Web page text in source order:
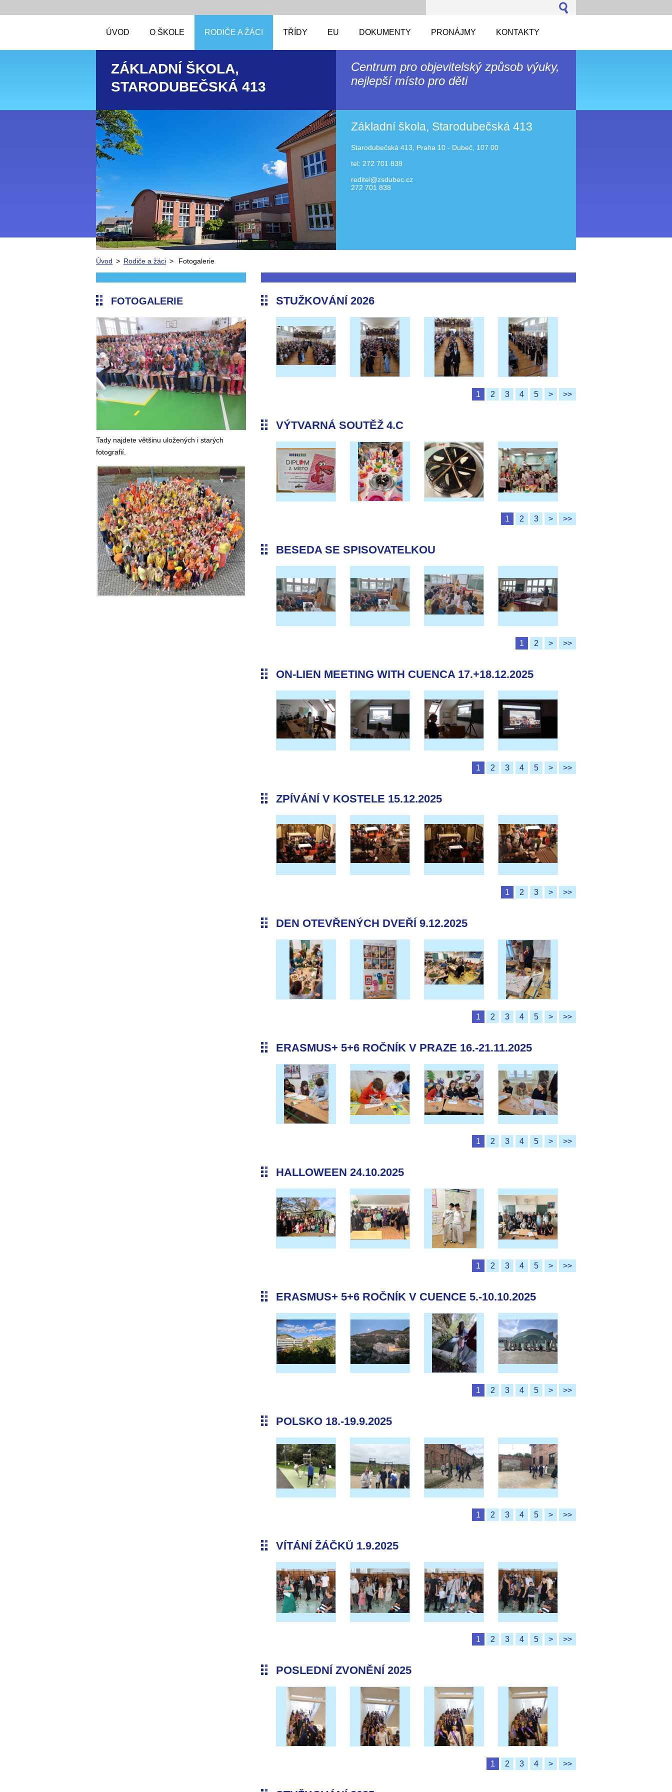
ÚVOD O ŠKOLE RODIČE A ŽÁCI TŘÍDY EU DOKUMENTY PRONÁJMY KONTAKTY
ZÁKLADNÍ ŠKOLA,
STARODUBEČSKÁ 413
Centrum pro objevitelský způsob výuky,
nejlepší místo pro děti
Základní škola, Starodubečská 413
Starodubečská 413, Praha 10 - Dubeč, 107 00
tel: 272 701 838
reditel@zsdubec.cz
272 701 838
Úvod > Rodiče a žáci > Fotogalerie
FOTOGALERIE
Tady najdete většinu uložených i starých
fotografií.
STUŽKOVÁNÍ 2026
1 2 3 4 5 > >>
VÝTVARNÁ SOUTĚŽ 4.C
1 2 3 > >>
BESEDA SE SPISOVATELKOU
1 2 > >>
ON-LIEN MEETING WITH CUENCA 17.+18.12.2025
1 2 3 4 5 > >>
ZPÍVÁNÍ V KOSTELE 15.12.2025
1 2 3 > >>
DEN OTEVŘENÝCH DVEŘÍ 9.12.2025
1 2 3 4 5 > >>
ERASMUS+ 5+6 ROČNÍK V PRAZE 16.-21.11.2025
1 2 3 4 5 > >>
HALLOWEEN 24.10.2025
1 2 3 4 5 > >>
ERASMUS+ 5+6 ROČNÍK V CUENCE 5.-10.10.2025
1 2 3 4 5 > >>
POLSKO 18.-19.9.2025
1 2 3 4 5 > >>
VÍTÁNÍ ŽÁČKŮ 1.9.2025
1 2 3 4 5 > >>
POSLEDNÍ ZVONĚNÍ 2025
1 2 3 4 > >>